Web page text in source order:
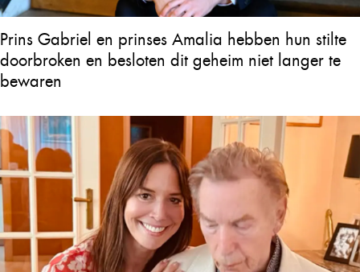
Prins Gabriel en prinses Amalia hebben hun stilte
doorbroken en besloten dit geheim niet langer te
bewaren